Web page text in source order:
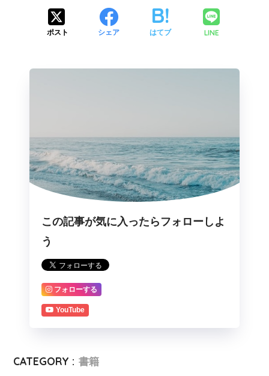
ポスト シェア はてブ LINE
この記事が気に入ったらフォローしよ
う
フォローする
YouTube
CATEGORY : 書籍